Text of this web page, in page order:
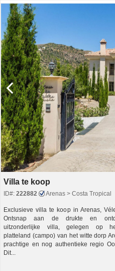
Villa te koop
ID#: 222882 Arenas > Costa Tropical
Exclusieve villa te koop in Arenas,
Ontsnap aan de drukte en
uitzonderlijke villa, gelegen op
platteland (campo) van het witte dorp
prachtige en nog authentieke regio
Dit...